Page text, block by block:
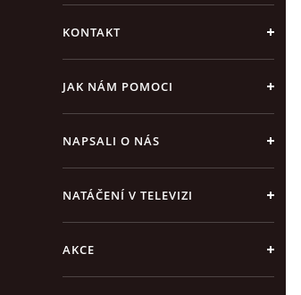
KONTAKT
JAK NÁM POMOCI
NAPSALI O NÁS
NATÁČENÍ V TELEVIZI
AKCE